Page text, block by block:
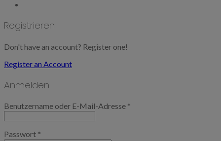
Registrieren
Don't have an account? Register one!
Register an Account
Anmelden
Benutzername oder E-Mail-Adresse *
Passwort *